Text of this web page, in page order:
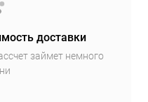
доставки
займет немного